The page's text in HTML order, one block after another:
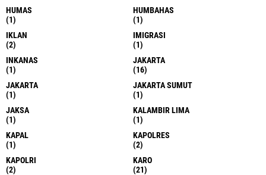
HUMAS
(1)
HUMBAHAS
(1)
IKLAN
(2)
IMIGRASI
(1)
INKANAS
(1)
JAKARTA
(16)
JAKARTA
(1)
JAKARTA SUMUT
(1)
JAKSA
(1)
KALAMBIR LIMA
(1)
KAPAL
(1)
KAPOLRES
(2)
KAPOLRI
(2)
KARO
(21)